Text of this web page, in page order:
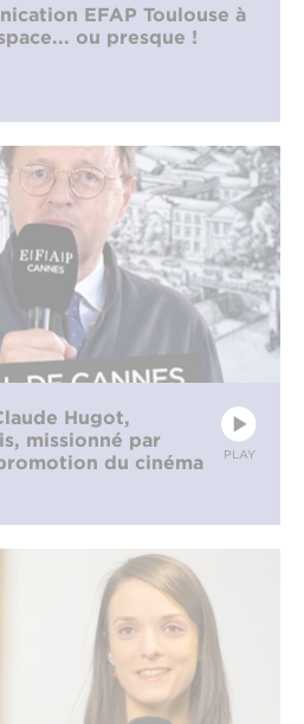
EFAP Toulouse à
ou presque !
PLAY
Hugot,
missionné par
du cinéma